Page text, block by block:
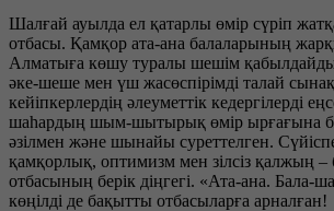
Шалғай ауылда ел қатарлы өмір сүріп
отбасы. Қамқор ата-ана балаларының
Алматыға көшу туралы шешім
әке-шеше мен үш жасөспірімді талай
кейіпкерлердің әлеуметтік кедергілерді
шаһардың шым-шытырық өмір ырғағына
әзілмен және шынайы суреттелген.
қамқорлық, оптимизм мен зілсіз қалжың –
отбасының берік діңгегі. «Ата-ана. Бала-
көңілді де бақытты отбасыларға арналған!